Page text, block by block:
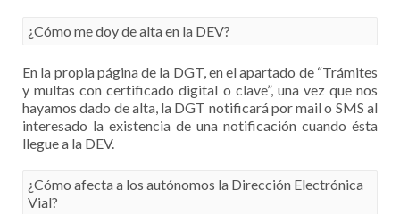
¿Cómo me doy de alta en la DEV?
En la propia página de la DGT, en el apartado de “Trámites
y multas con certificado digital o clave”, una vez que nos
hayamos dado de alta, la DGT notificará por mail o SMS al
interesado la existencia de una notificación cuando ésta
llegue a la DEV.
¿Cómo afecta a los autónomos la Dirección Electrónica
Vial?